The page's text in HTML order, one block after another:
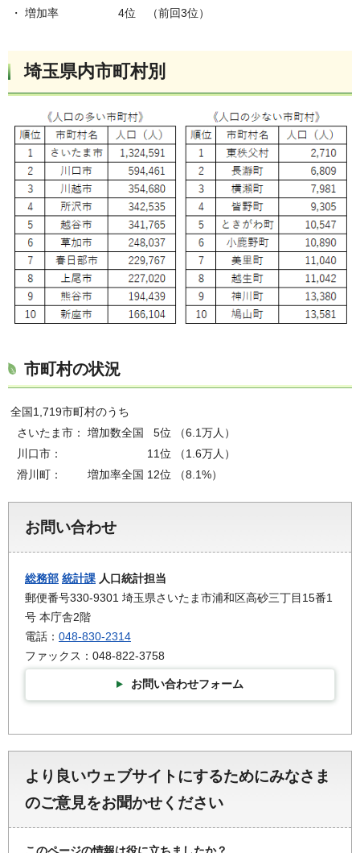
・ 増加率 4位 （前回3位）
埼玉県内市町村別
市町村の状況
全国1,719市町村のうち
さいたま市：
増加数全国 5位
（6.1万人）
川口市：
11位
（1.6万人）
滑川町：
増加率全国 12位 （8.1%）
お問い合わせ
総務部 統計課 人口統計担当
郵便番号330-9301 埼玉県さいたま市浦和区高砂三丁目15番1
号 本庁舎2階
電話： 048-830-2314
ファックス：048-822-3758
お問い合わせフォーム
より良いウェブサイトにするためにみなさま
のご意見をお聞かせください